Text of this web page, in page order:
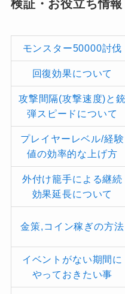
検証・お役立ち情報
モンスター50000討伐
回復効果について
攻撃間隔(攻撃速度)と銃
弾スピードについて
プレイヤーレベル/経験
値の効率的な上げ方
外付け籠手による継続
効果延長について
金策,コイン稼ぎの方法
イベントがない期間に
やっておきたい事